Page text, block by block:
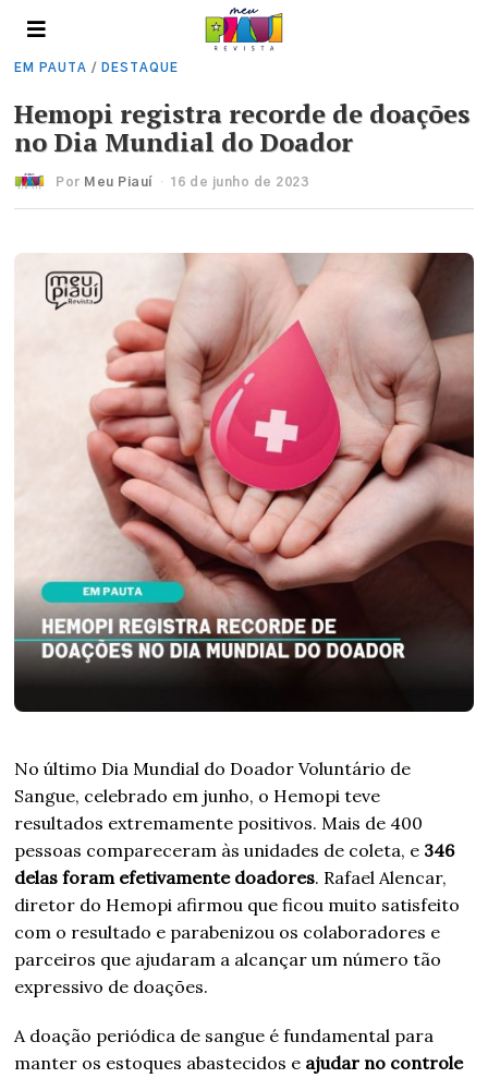
EM PAUTA / DESTAQUE
Hemopi registra recorde de doações
no Dia Mundial do Doador
Por Meu Piauí 16 de junho de 2023
No último Dia Mundial do Doador Voluntário de
Sangue, celebrado em junho, o Hemopi teve
resultados extremamente positivos. Mais de 400
pessoas compareceram às unidades de coleta, e 346
delas foram efetivamente doadores. Rafael Alencar,
diretor do Hemopi afirmou que ficou muito satisfeito
com o resultado e parabenizou os colaboradores e
parceiros que ajudaram a alcançar um número tão
expressivo de doações.
A doação periódica de sangue é fundamental para
manter os estoques abastecidos e ajudar no controle